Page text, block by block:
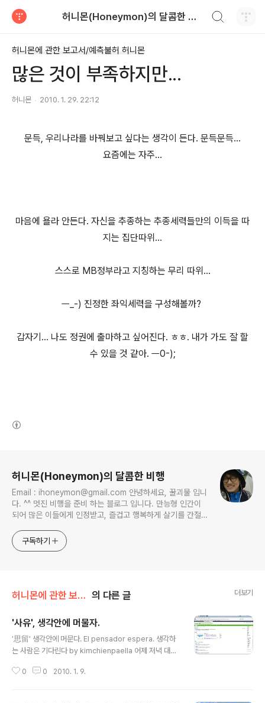
허니몬(Honeymon)의 달콤한 비행
허니몬에 관한 보고서/예측불허 허니몬
많은 것이 부족하지만...
허니몬 2010. 1. 29. 22:12
문득, 우리나라를 바꿔보고 싶다는 생각이 든다. 문득문득...
요즘에는 자주...
마음에 욜라 안든다. 자신을 추종하는 추종세력들만의 이득을 따
지는 집단따위...
스스로 MB정부라고 지칭하는 무리 따위...
ㅡ_-) 진정한 좌익세력을 구성해볼까?
갑자기... 나도 정권에 출마하고 싶어진다. ㅎㅎ. 내가 가도 잘 할
수 있을 것 같아. ㅡ0-);
허니몬(Honeymon)의 달콤한 비행
Email : ihoneymon@gmail.com 안녕하세요, 꿀괴물 입니
다. ^^ 멋진 비행을 준비 하는 블로그 입니다. 만능형 인간이
되어 많은 이들에게 인정받고, 즐겁고 행복하게 살기를 간절히
지켜봐주세요!! ^^
구독하기
허니몬에 관한 보고서/예측불허 허니몬 의 다른 글 더보기
'사유', 생각안에 머물자.
'思留' 생각안에 머문다. El pensador espera. 생각하
는 사람은 기다린다 by kimchienpaella 어제 저녁 대형
면서 눈에 띄는대로 책을 훑어보던 중에 인류학과 관련된
0 0 2010. 1. 9.